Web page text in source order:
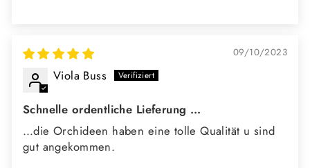
09/10/2023
Viola Buss
Schnelle ordentliche Lieferung …
…die Orchideen haben eine tolle Qualität u sind
gut angekommen.